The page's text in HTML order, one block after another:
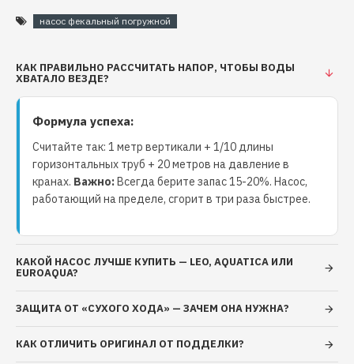
метров, обеспечивая перемещение жидкости
возможностью погружения на глубинудо 9
метров, он позволяет осуществлять доступ к
различным водоемам и резервуарам.
относительно легким и портативным.
Конструкция:Корпус насосной части
изготовлен из чугуна, что делает его прочным и
долговечным. Крыльчатка оснащена
более плотных материалов.
Мощность мотора: Встроенный мотор имеет
эффективную работу насоса.
Условия Применения:
насос фекальный погружной
КАК ПРАВИЛЬНО РАССЧИТАТЬ НАПОР, ЧТОБЫ ВОДЫ
ХВАТАЛО ВЕЗДЕ?
Формула успеха:
Считайте так: 1 метр вертикали + 1/10 длины
горизонтальных труб + 20 метров на давление в
кранах. Важно:Всегда берите запас 15-20%. Насос,
работающий на пределе, сгорит в три раза быстрее.
КАКОЙ НАСОС ЛУЧШЕ КУПИТЬ — LEO, AQUATICA ИЛИ
EUROAQUA?
ЗАЩИТА ОТ «СУХОГО ХОДА» — ЗАЧЕМ ОНА НУЖНА?
КАК ОТЛИЧИТЬ ОРИГИНАЛ ОТ ПОДДЕЛКИ?